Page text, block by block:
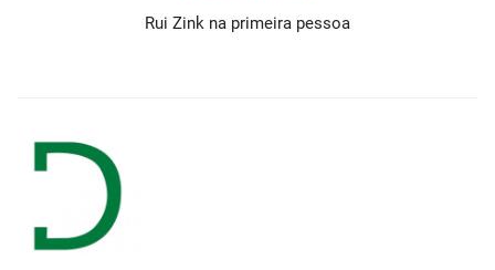
Rui Zink na primeira pessoa